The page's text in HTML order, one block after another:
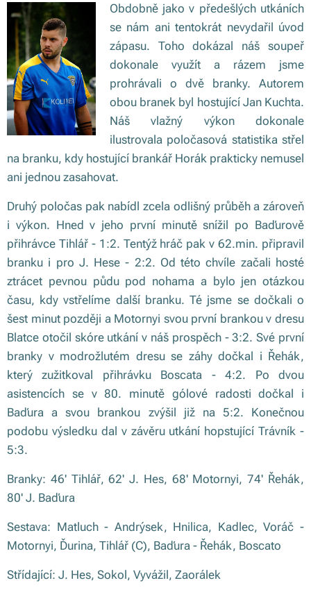
Obdobně jako v předešlých utkáních
se nám ani tentokrát nevydařil úvod
zápasu. Toho dokázal náš soupeř
dokonale využít a rázem jsme
prohrávali o dvě branky. Autorem
obou branek byl hostující Jan Kuchta.
Náš vlažný výkon dokonale
ilustrovala poločasová statistika střel
na branku, kdy hostující brankář Horák prakticky nemusel
ani jednou zasahovat.
Druhý poločas pak nabídl zcela odlišný průběh a zároveň
i výkon. Hned v jeho první minutě snížil po Baďurově
přihrávce Tihlář - 1:2. Tentýž hráč pak v 62.min. připravil
branku i pro J. Hese - 2:2. Od této chvíle začali hosté
ztrácet pevnou půdu pod nohama a bylo jen otázkou
času, kdy vstřelíme další branku. Té jsme se dočkali o
šest minut později a Motornyi svou první brankou v dresu
Blatce otočil skóre utkání v náš prospěch - 3:2. Své první
branky v modrožlutém dresu se záhy dočkal i Řehák,
který zužitkoval přihrávku Boscata - 4:2. Po dvou
asistencích se v 80. minutě gólové radosti dočkal i
Baďura a svou brankou zvýšil již na 5:2. Konečnou
podobu výsledku dal v závěru utkání hopstující Trávník -
5:3.
Branky: 46' Tihlář, 62' J. Hes, 68' Motornyi, 74' Řehák,
80' J. Baďura
Sestava: Matluch - Andrýsek, Hnilica, Kadlec, Voráč -
Motornyi, Ďurina, Tihlář (C), Baďura - Řehák, Boscato
Střídající: J. Hes, Sokol, Vyvážil, Zaorálek